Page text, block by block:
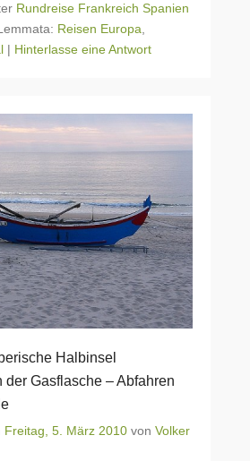
Rundreise Frankreich Spanien
Reisen Europa
| Hinterlasse eine Antwort
Halbinsel
der Gasflasche – Abfahren
Freitag, 5. März 2010 von Volker